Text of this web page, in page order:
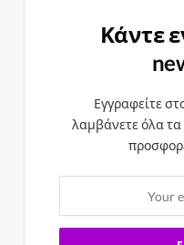
Κάντε
Εγγραφείτε
λαμβάνετε όλα τα